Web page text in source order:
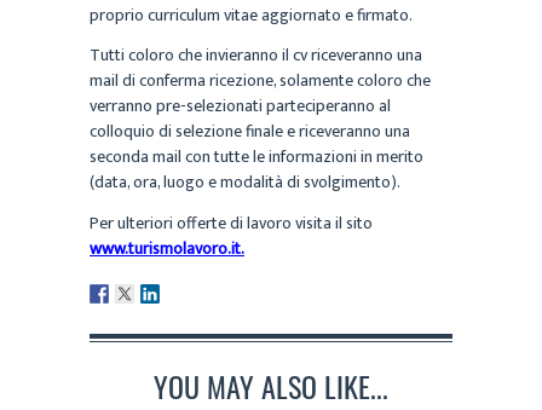
proprio curriculum vitae aggiornato e firmato.
Tutti coloro che invieranno il cv riceveranno una
mail di conferma ricezione, solamente coloro che
verranno pre-selezionati parteciperanno al
colloquio di selezione finale e riceveranno una
seconda mail con tutte le informazioni in merito
(data, ora, luogo e modalità di svolgimento).
Per ulteriori offerte di lavoro visita il sito
www.turismolavoro.it.
YOU MAY ALSO LIKE...